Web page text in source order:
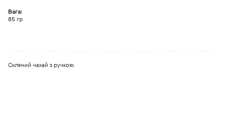
Вага:
85 гр
Скляний чахай з ручкою.